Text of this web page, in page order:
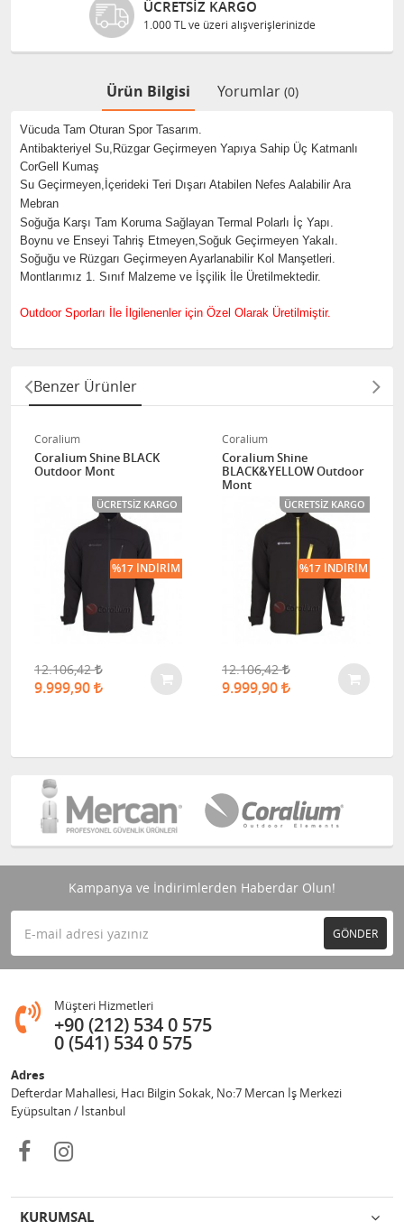
ÜCRETSIZ KARGO
1.000 TL ve üzeri alışverişlerinizde
Ürün Bilgisi Yorumlar (0)
Vücuda Tam Oturan Spor Tasarım.
Antibakteriyel Su,Rüzgar Geçirmeyen Yapıya Sahip Üç Katmanlı
CorGell Kumaş
Su Geçirmeyen,İçerideki Teri Dışarı Atabilen Nefes Aalabilir Ara
Mebran
Soğuğa Karşı Tam Koruma Sağlayan Termal Polarlı İç Yapı.
Boynu ve Enseyi Tahriş Etmeyen,Soğuk Geçirmeyen Yakalı.
Soğuğu ve Rüzgarı Geçirmeyen Ayarlanabilir Kol Manşetleri.
Montlarımız 1. Sınıf Malzeme ve İşçilik İle Üretilmektedir.
Outdoor Sporları İle İlgilenenler için Özel Olarak Üretilmiştir.
Benzer Ürünler
Coralium
Coralium Shine BLACK
Outdoor Mont
ÜCRETSIZ KARGO
12.106,42
9.999,90
%17 İNDIRIM
Coralium
Coralium Shine
BLACK&YELLOW Outdoor
Mont
ÜCRETSIZ KARGO
12.106,42
9.999,90
%17 İNDIRIM
Kampanya ve İndirimlerden Haberdar Olun!
GÖNDER
Müşteri Hizmetleri
+90 (212) 534 0 575
0 (541) 534 0 575
Adres
Defterdar Mahallesi, Hacı Bilgin Sokak, No:7 Mercan İş Merkezi
Eyüpsultan / İstanbul
KURUMSAL